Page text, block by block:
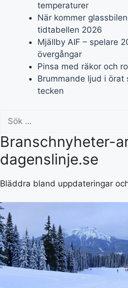
temperaturer
När kommer
tidtabellen 2026
Mjällby AIF – spelare
övergångar
Pinsa med räkor och
Brummande ljud i örat
tecken
efter:
Branschnyheter-
dagenslinje.se
Bläddra bland uppdateringar